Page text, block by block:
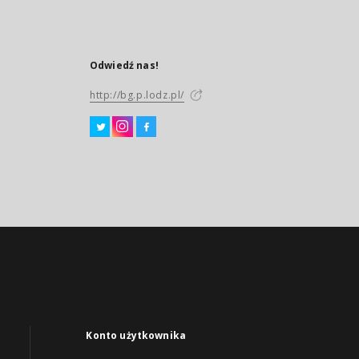
Odwiedź nas!
http://bg.p.lodz.pl/
Konto użytkownika